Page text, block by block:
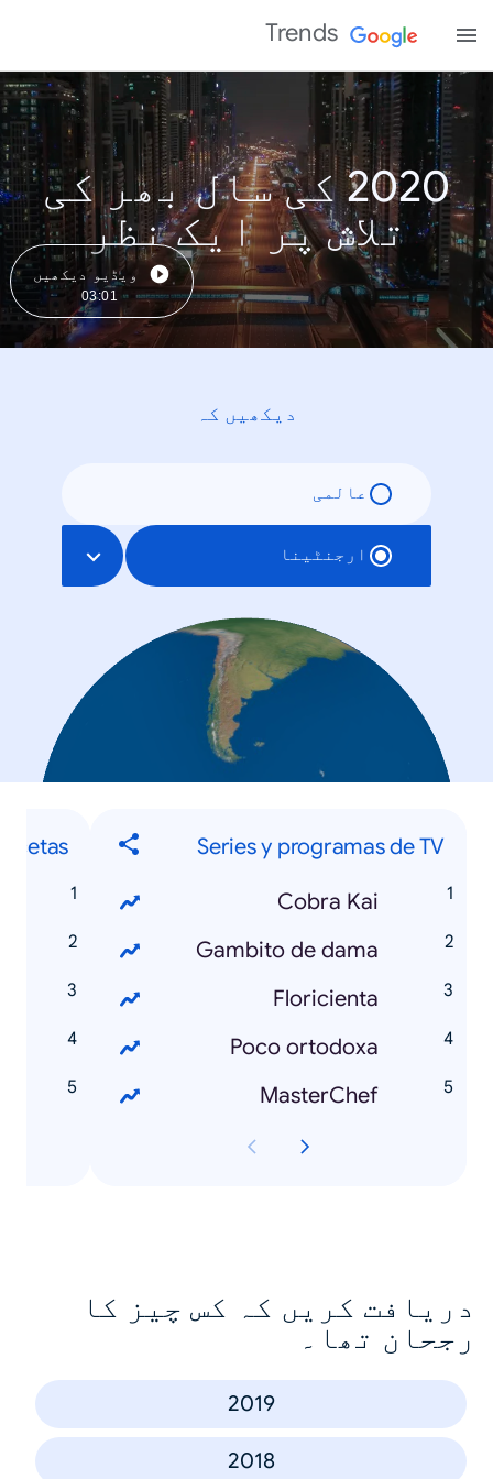
Trends
2020 کی سال بھر کی
تلاش پر ایک نظر
ویڈیو دیکھیں
03:01
دیکھیں کہ
عالمی
ارجنٹینا
Series y programas de TV
Cobra Kai
Gambito de dama
Floricienta
Poco ortodoxa
MasterChef
دریافت کریں کہ کس چیز کا
رجحان تھا۔
2019
2018